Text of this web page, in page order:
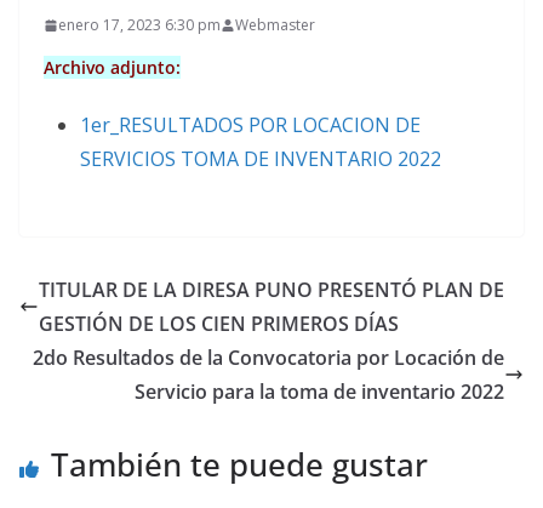
enero 17, 2023 6:30 pm Webmaster
Archivo adjunto:
1er_RESULTADOS POR LOCACION DE
SERVICIOS TOMA DE INVENTARIO 2022
TITULAR DE LA DIRESA PUNO PRESENTÓ PLAN DE
GESTIÓN DE LOS CIEN PRIMEROS DÍAS
2do Resultados de la Convocatoria por Locación de
Servicio para la toma de inventario 2022
También te puede gustar